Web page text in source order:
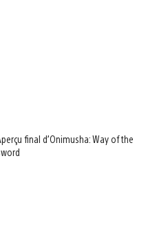
final d’Onimusha: Way of the